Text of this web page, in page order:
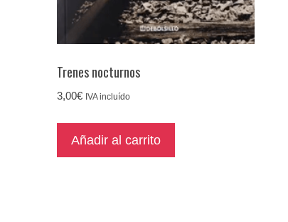
Trenes nocturnos
3,00€ IVA incluído
Añadir al carrito